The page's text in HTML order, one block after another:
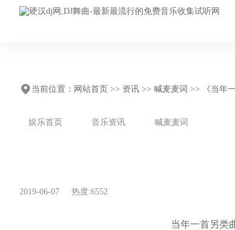
当前位置： 网站首页 >> 资讯 >> 喊麦麦词 >> 《当年
娱乐首页 音乐资讯 喊麦麦词
2019-06-07 热度:6552
当年一首另类